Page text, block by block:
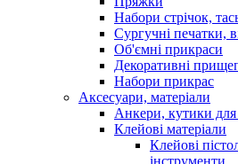
Набори стрічок,
Сургучні печатки,
Об'ємні прикраси
Декоративні
Набори прикрас
Аксесуари, матеріали
Анкери, кутики
Клейові матеріали
Клейові
інструменти